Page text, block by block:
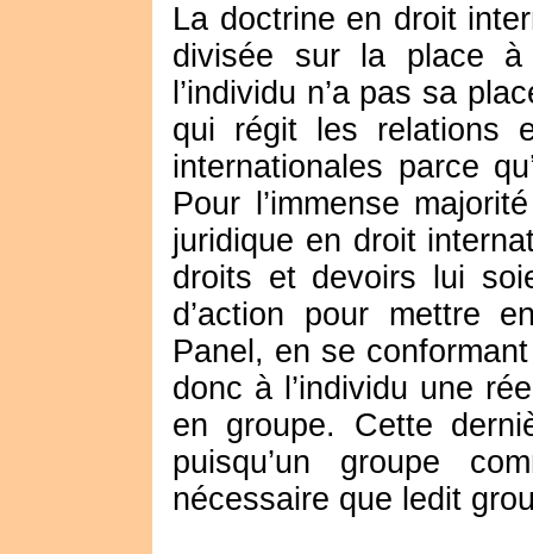
La doctrine en droit
divisée sur la place à
l’individu n’a pas sa
qui régit les relations
internationales parce
Pour l’immense
juridique en droit
droits et devoirs lui
d’action pour mettre
Panel, en se
donc à l’individu une
en groupe. Cette
puisqu’un groupe
nécessaire que ledit